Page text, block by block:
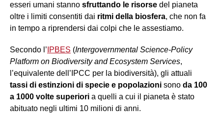
esseri umani stanno sfruttando le risorse del pianeta
oltre i limiti consentiti dai ritmi della biosfera, che non fa
in tempo a riprendersi dai colpi che le assestiamo.
Secondo l’ IPBES (Intergovernmental Science-Policy
Platform on Biodiversity and Ecosystem Services,
l’equivalente dell’IPCC per la biodiversità), gli attuali
tassi di estinzioni di specie e popolazioni sono da 100
a 1000 volte superiori a quelli a cui il pianeta è stato
abituato negli ultimi 10 milioni di anni.